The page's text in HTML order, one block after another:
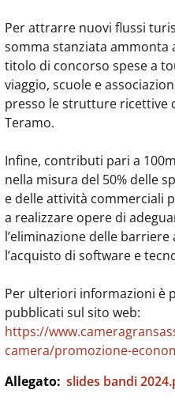
Per attrarre nuovi flussi
somma stanziata ammonta
titolo di concorso spese a
viaggio, scuole e
presso le strutture ricettive
Teramo.
Infine, contributi pari a
nella misura del 50% delle
e delle attività commerciali
a realizzare opere di
l’eliminazione delle
l’acquisto di software e
Per ulteriori informazioni è
pubblicati sul sito web:
https://
camera/promozione-
Allegato: slides bandi